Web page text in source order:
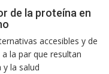
de la proteína en
accesibles y de
la par que resultan
la salud